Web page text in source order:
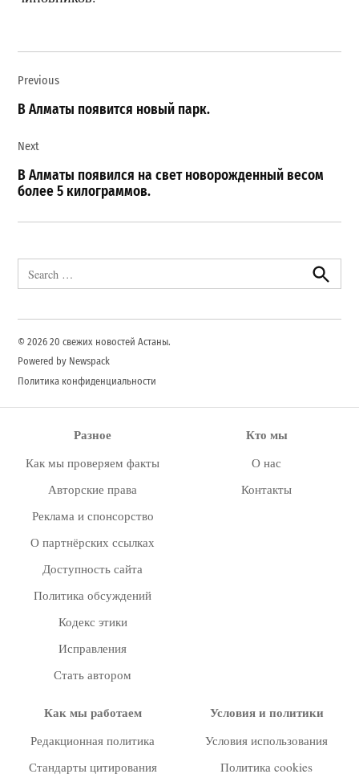
по
записям
Previous
В Алматы появится новый парк.
Next
В Алматы появился на свет новорожденный весом
более 5 килограммов.
for:
Search
© 2026 20 свежих новостей Астаны.
Powered by Newspack
Политика конфиденциальности
Разное
Как мы проверяем факты
Авторские права
Реклама и спонсорство
О партнёрских ссылках
Доступность сайта
Политика обсуждений
Кодекс этики
Исправления
Стать автором
Кто мы
О нас
Контакты
Как мы работаем
Редакционная политика
Стандарты цитирования
Условия и политики
Условия использования
Политика cookies